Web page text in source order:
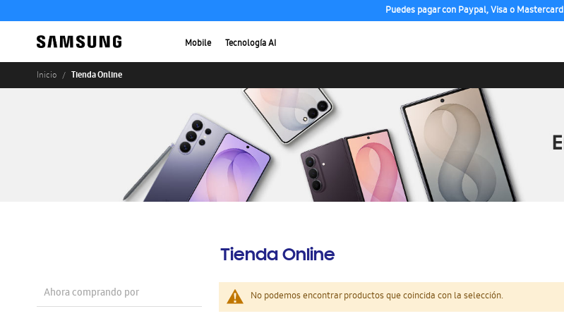
Puedes pagar con Paypal, Visa o Mastercard
Mobile Tecnología AI
Inicio Tienda Online
Tienda Online
No podemos encontrar productos que coincida con la selección.
Ahora comprando por